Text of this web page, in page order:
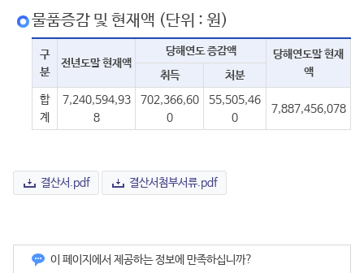
물품증감 및 현재액 (단위 : 원)
구
분
전년도말 현재액
당해연도 증감액
당해연도말 현재
액
취득
처분
합
계
7,240,594,93
8
702,366,60
0
55,505,46
0
7,887,456,078
결산서.pdf 결산서첨부서류.pdf
이 페이지에서 제공하는 정보에 만족하십니까?